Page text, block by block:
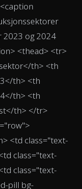
2023 og 2024
<thead> <tr>
th> <th
th> <th
th> <th
th> </tr>
<td class="text-
class="text-
class="text-
pill bg-